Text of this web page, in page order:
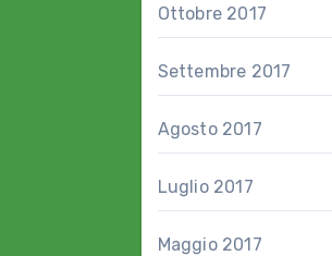
Ottobre 2017
Settembre 2017
Agosto 2017
Luglio 2017
Maggio 2017